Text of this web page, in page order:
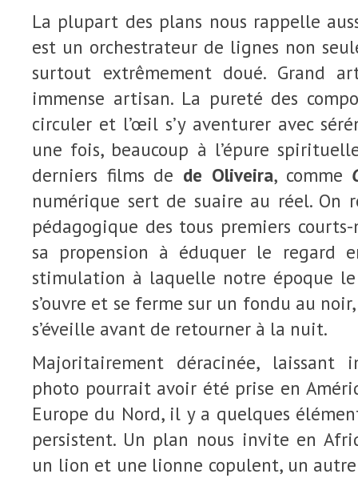
La plupart des plans nous rappelle
est un orchestrateur de lignes non
surtout extrêmement doué. Grand
immense artisan. La pureté des
circuler et l’œil s’y aventurer avec
une fois, beaucoup à l’épure
derniers films de de Oliveira, comme
numérique sert de suaire au réel. On
pédagogique des tous premiers
sa propension à éduquer le regard
stimulation à laquelle notre époque le
s’ouvre et se ferme sur un fondu au
s’éveille avant de retourner à la nuit.
Majoritairement déracinée, laissant
photo pourrait avoir été prise en
Europe du Nord, il y a quelques
persistent. Un plan nous invite en
un lion et une lionne copulent, un